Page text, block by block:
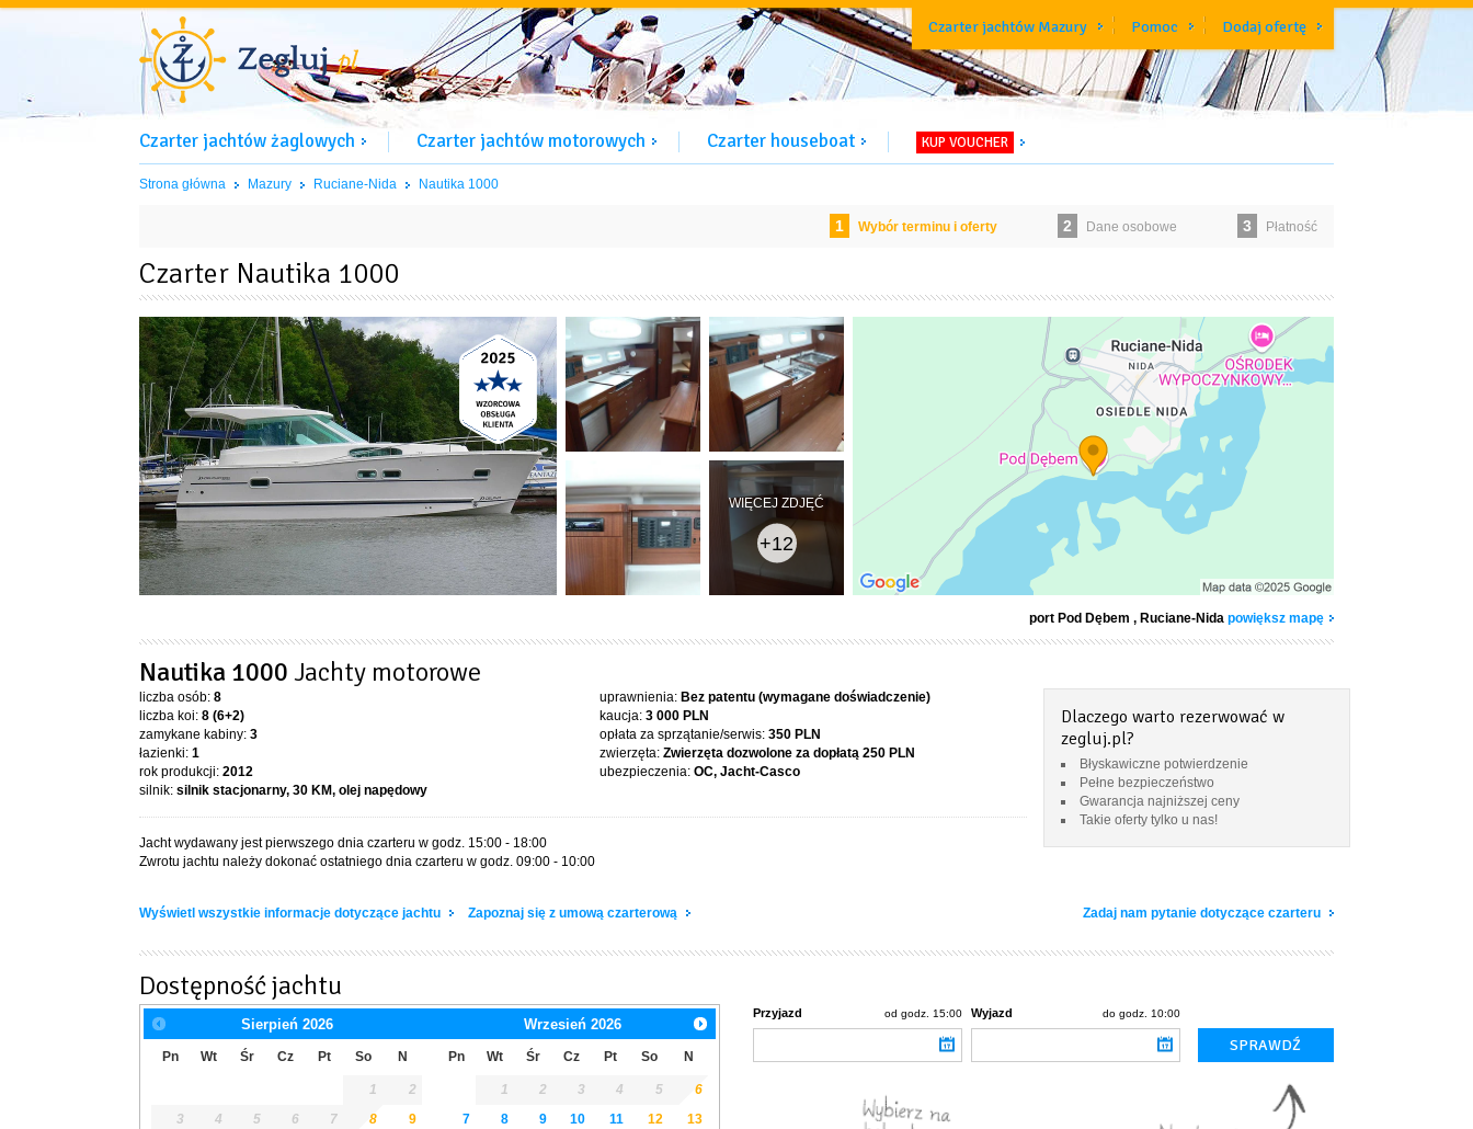
Czarter jachtów Mazury Pomoc Dodaj ofertę
Czarter jachtów żaglowych Czarter jachtów motorowych Czarter houseboat KUP VOUCHER
Strona główna Mazury Ruciane-Nida Nautika 1000
1 Wybór terminu i oferty 2 Dane osobowe 3 Płatność
Czarter Nautika 1000
WIĘCEJ ZDJĘĆ
+12
port Pod Dębem , Ruciane-Nida powiększ mapę
Nautika 1000 Jachty motorowe
liczba osób: 8
liczba koi: 8 (6+2)
zamykane kabiny: 3
łazienki: 1
rok produkcji: 2012
silnik: silnik stacjonarny, 30 KM, olej napędowy
uprawnienia: Bez patentu (wymagane doświadczenie)
kaucja: 3 000 PLN
opłata za sprzątanie/serwis: 350 PLN
zwierzęta: Zwierzęta dozwolone za dopłatą 250 PLN
ubezpieczenia: OC, Jacht-Casco
Jacht wydawany jest pierwszego dnia czarteru w godz. 15:00 - 18:00
Zwrotu jachtu należy dokonać ostatniego dnia czarteru w godz. 09:00 - 10:00
Dlaczego warto rezerwować w
zegluj.pl?
Błyskawiczne potwierdzenie
Pełne bezpieczeństwo
Gwarancja najniższej ceny
Takie oferty tylko u nas!
Wyświetl wszystkie informacje dotyczące jachtu Zapoznaj się z umową czarterową Zadaj nam pytanie dotyczące czarteru
Dostępność jachtu
Sierpień 2026
Pn Wt Śr Cz Pt So N
1
2
3
4 5 6 7 8
9
Wrzesień 2026
Pn Wt Śr Cz Pt So N
1 2 3 4 5
6
7
8 9 10 11 12
13
Przyjazd od godz. 15:00 Wyjazd do godz. 10:00